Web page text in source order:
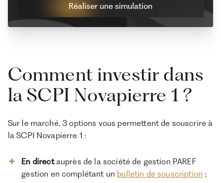
Réaliser une simulation
Comment investir dans
la SCPI Novapierre 1 ?
Sur le marché, 3 options vous permettent de souscrire à
la SCPI Novapierre 1 :
En directauprès de la société de gestion PAREF
gestion en complétant un bulletin de souscription ;